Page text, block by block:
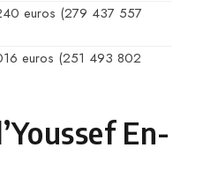
euros (279 437 557
euros (251 493 802
En-